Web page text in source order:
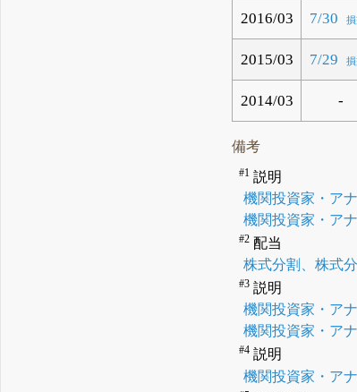
2016/03 7/30
2015/03 7/29
2014/03 -
備考
#1 説明
機関投資家・ア
機関投資家・ア
#2 配当
株式分割、株式
#3 説明
機関投資家・ア
機関投資家・ア
#4 説明
機関投資家・ア